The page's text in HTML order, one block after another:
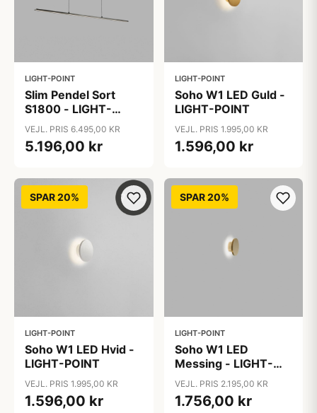
LIGHT-POINT
Slim Pendel Sort
S1800 - LIGHT-
POINT
VEJL. PRIS 6.495,00 KR
5.196,00 kr
LIGHT-POINT
Soho W1 LED Guld -
LIGHT-POINT
VEJL. PRIS 1.995,00 KR
1.596,00 kr
SPAR 20%
LIGHT-POINT
Soho W1 LED Hvid -
LIGHT-POINT
VEJL. PRIS 1.995,00 KR
1.596,00 kr
SPAR 20%
LIGHT-POINT
Soho W1 LED
Messing - LIGHT-
POINT
VEJL. PRIS 2.195,00 KR
1.756,00 kr